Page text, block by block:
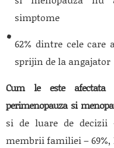
simptome
62% dintre cele
sprijin de la angajator
Cum le este afectata
perimenopauza si
si de luare de decizii
membrii familiei –